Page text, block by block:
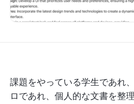
課題をやっている学生であれ
ロであれ、個人的な文書を整